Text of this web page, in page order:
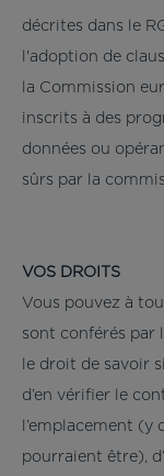
décrites dans le
l'adoption de
la Commission
inscrits à des
données ou
sûrs par la
VOS DROITS
Vous pouvez à
sont conférés par
le droit de savoir
d’en vérifier le
l’emplacement (y
pourraient être),